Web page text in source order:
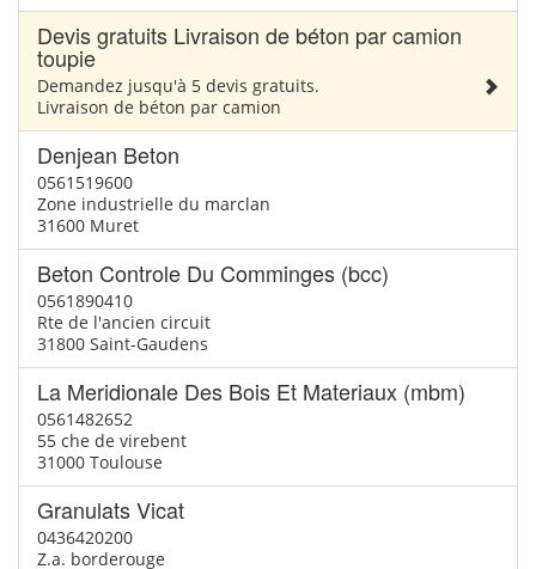
Devis gratuits Livraison de béton par camion
toupie
Demandez jusqu'à 5 devis gratuits.
Livraison de béton par camion
Denjean Beton
0561519600
Zone industrielle du marclan
31600 Muret
Beton Controle Du Comminges (bcc)
0561890410
Rte de l'ancien circuit
31800 Saint-Gaudens
La Meridionale Des Bois Et Materiaux (mbm)
0561482652
55 che de virebent
31000 Toulouse
Granulats Vicat
0436420200
Z.a. borderouge